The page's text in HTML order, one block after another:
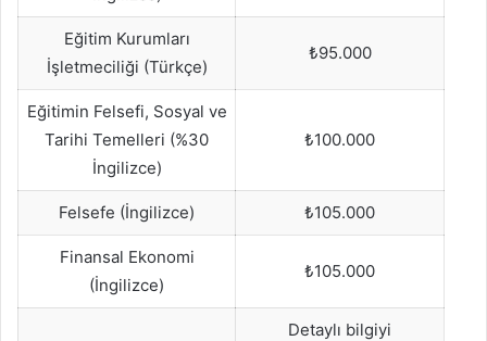
Eğitim Kurumları
İşletmeciliği (Türkçe)
₺95.000
Eğitimin Felsefi, Sosyal ve
Tarihi Temelleri (%30
İngilizce)
₺100.000
Felsefe (İngilizce) ₺105.000
Finansal Ekonomi
(İngilizce)
₺105.000
Detaylı bilgiyi